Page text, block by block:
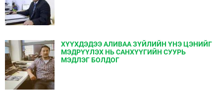
ХҮҮХДЭДЭЭ АЛИВАА ЗҮЙЛИЙН ҮНЭ ЦЭНИЙГ
МЭДРҮҮЛЭХ НЬ САНХҮҮГИЙН СУУРЬ
МЭДЛЭГ БОЛДОГ